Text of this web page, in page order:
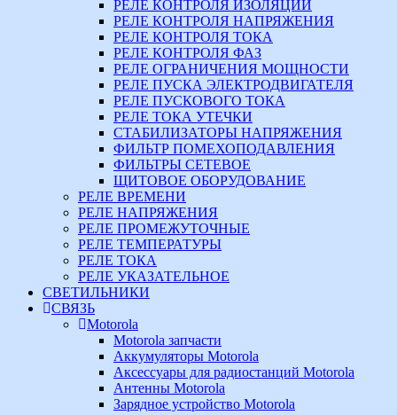
РЕЛЕ КОНТРОЛЯ ИЗОЛЯЦИИ
РЕЛЕ КОНТРОЛЯ НАПРЯЖЕНИЯ
РЕЛЕ КОНТРОЛЯ ТОКА
РЕЛЕ КОНТРОЛЯ ФАЗ
РЕЛЕ ОГРАНИЧЕНИЯ МОЩНОСТИ
РЕЛЕ ПУСКА ЭЛЕКТРОДВИГАТЕЛЯ
РЕЛЕ ПУСКОВОГО ТОКА
РЕЛЕ ТОКА УТЕЧКИ
СТАБИЛИЗАТОРЫ НАПРЯЖЕНИЯ
ФИЛЬТР ПОМЕХОПОДАВЛЕНИЯ
ФИЛЬТРЫ СЕТЕВОЕ
ЩИТОВОЕ ОБОРУДОВАНИЕ
РЕЛЕ ВРЕМЕНИ
РЕЛЕ НАПРЯЖЕНИЯ
РЕЛЕ ПРОМЕЖУТОЧНЫЕ
РЕЛЕ ТЕМПЕРАТУРЫ
РЕЛЕ ТОКА
РЕЛЕ УКАЗАТЕЛЬНОЕ
СВЕТИЛЬНИКИ
СВЯЗЬ
Motorola
Motorola запчасти
Аккумуляторы Motorola
Аксессуары для радиостанций Motorola
Антенны Motorola
Зарядное устройство Motorola